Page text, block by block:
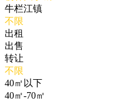
牛栏江镇
不限
出租
出售
转让
不限
40㎡以下
40㎡-70㎡